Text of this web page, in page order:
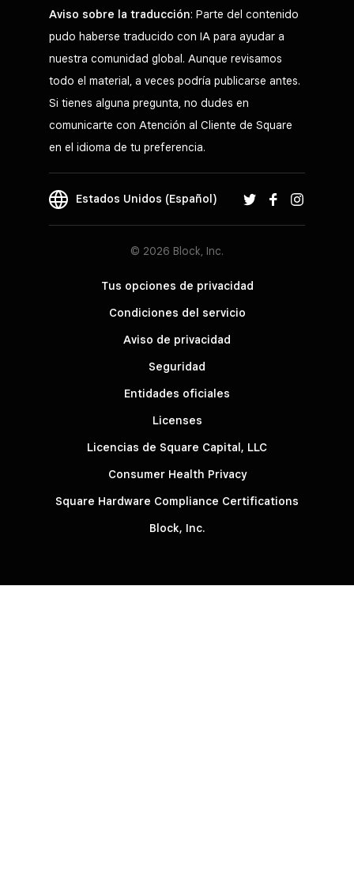
Aviso sobre la traducción: Parte del contenido
pudo haberse traducido con IA para ayudar a
nuestra comunidad global. Aunque revisamos
todo el material, a veces podría publicarse antes.
Si tienes alguna pregunta, no dudes en
comunicarte con Atención al Cliente de Square
en el idioma de tu preferencia.
Estados Unidos (Español)
© 2026 Block, Inc.
Tus opciones de privacidad
Condiciones del servicio
Aviso de privacidad
Seguridad
Entidades oficiales
Licenses
Licencias de Square Capital, LLC
Consumer Health Privacy
Square Hardware Compliance Certifications
Block, Inc.